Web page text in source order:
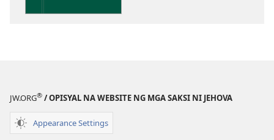
JW.ORG® / OPISYAL NA WEBSITE NG MGA SAKSI NI JEHOVA
Appearance Settings